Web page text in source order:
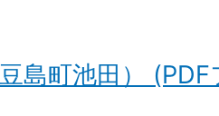
島町池田）